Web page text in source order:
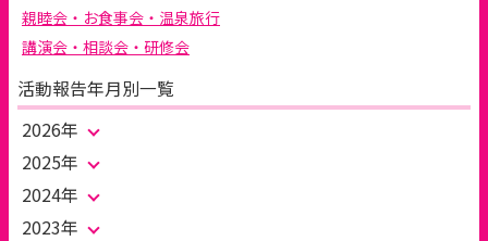
親睦会・お食事会・温泉旅行
講演会・相談会・研修会
活動報告年月別一覧
2026年
2025年
2024年
2023年